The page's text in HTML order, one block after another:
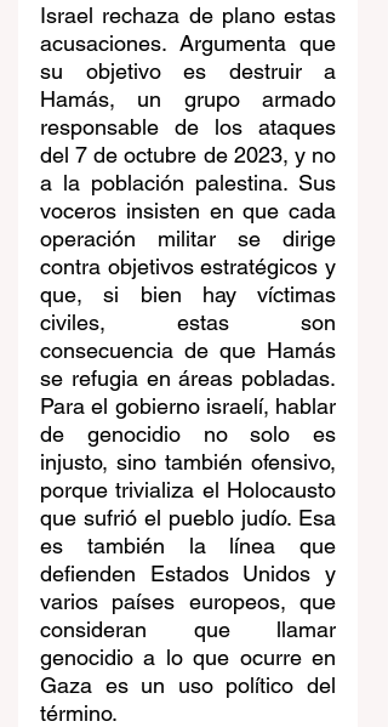
Israel rechaza de plano estas
acusaciones. Argumenta que
su objetivo es destruir a
Hamás, un grupo armado
responsable de los ataques
del 7 de octubre de 2023, y no
a la población palestina. Sus
voceros insisten en que cada
operación militar se dirige
contra objetivos estratégicos y
que, si bien hay víctimas
civiles, estas son
consecuencia de que Hamás
se refugia en áreas pobladas.
Para el gobierno israelí, hablar
de genocidio no solo es
injusto, sino también ofensivo,
porque trivializa el Holocausto
que sufrió el pueblo judío. Esa
es también la línea que
defienden Estados Unidos y
varios países europeos, que
consideran que llamar
genocidio a lo que ocurre en
Gaza es un uso político del
término.